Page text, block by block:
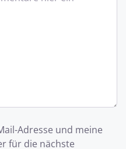
Adresse und meine
für die nächste